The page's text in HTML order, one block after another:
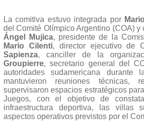
La comitiva estuvo integrada por
del Comité Olímpico Argentino (COA) y
Ángel Mujica, presidente de la
Mario Cilenti, director ejecutivo de
Sapienza, canciller de la
Groupierre, secretario general del
autoridades sudamericana
mantuvieron reuniones técnicas,
supervisaron espacios estratégicos
Juegos, con el objetivo de
infraestructura deportiva, las villas
aspectos operativos previstos por el